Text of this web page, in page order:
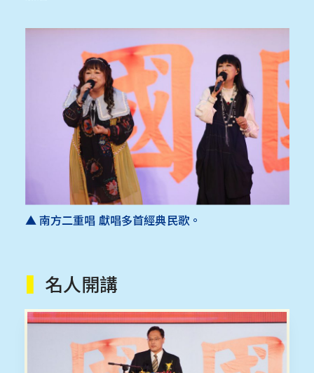
▲ 南方二重唱 獻唱多首經典民歌。
▍ 名人開講